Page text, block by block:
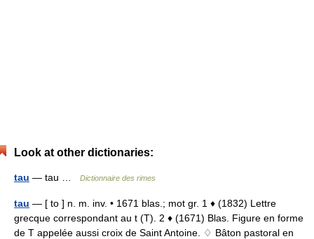
Look at other dictionaries:
tau — tau … Dictionnaire des rimes
tau — [ to ] n. m. inv. • 1671 blas.; mot gr. 1 ♦ (1832) Lettre
grecque correspondant au t (T). 2 ♦ (1671) Blas. Figure en forme
de T appelée aussi croix de Saint Antoine. ♢ Bâton pastoral en